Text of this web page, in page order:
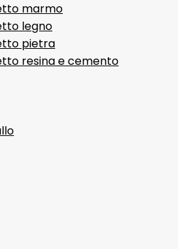
marmo
legno
pietra
resina e cemento